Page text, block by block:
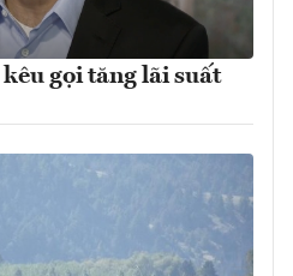
gọi tăng lãi suất